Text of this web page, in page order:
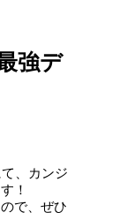
強デ
、カンジ
！
で、ぜひ